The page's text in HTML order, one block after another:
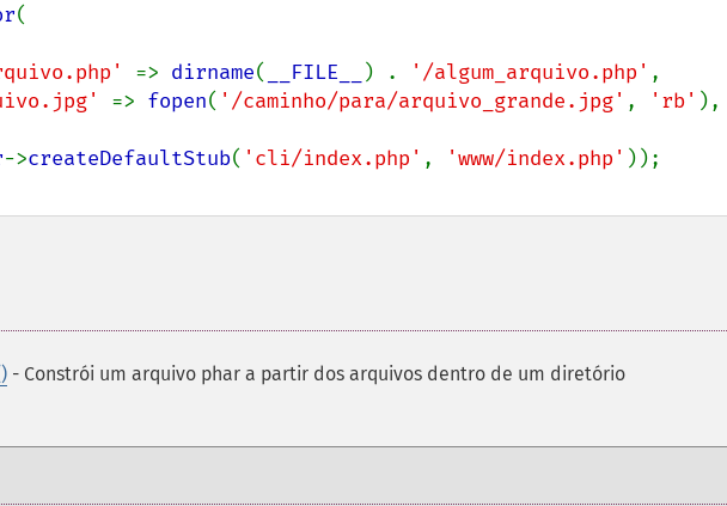
(
=> dirname( __FILE__ ) . '/algum_arquivo.php' ,
=> fopen( '/caminho/para/arquivo_grande.jpg' , 'rb' ),
->createDefaultStub( 'cli/index.php' , 'www/index.php'
- Constrói um arquivo phar a partir dos arquivos dentro de um diretório